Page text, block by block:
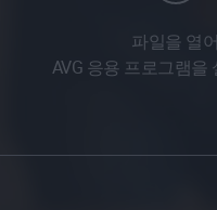
파일을 열어
AVG 응용 프로그램을